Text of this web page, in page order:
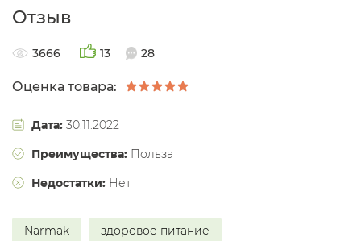
Отзыв
Оценка товара:
3666 13 28
Дата: 30.11.2022
Преимущества: Польза
Недостатки: Нет
Narmak здоровое питание